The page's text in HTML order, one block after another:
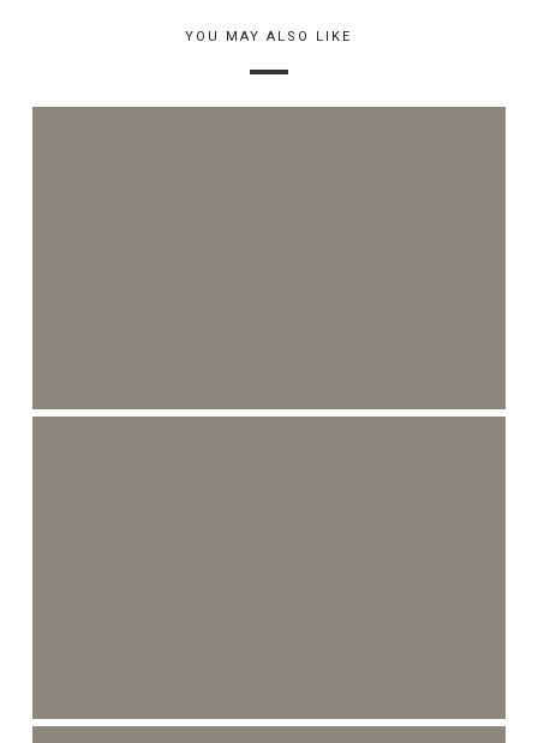
YOU MAY ALSO LIKE